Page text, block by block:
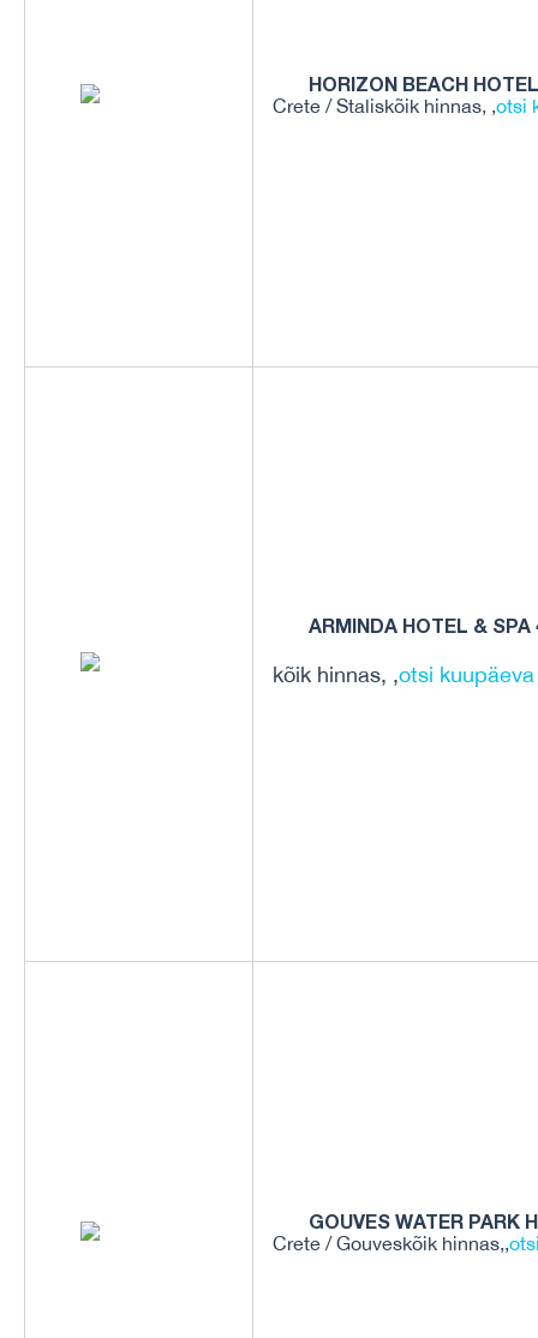
HORIZON BEACH
Crete / Staliskõik hinnas, ,otsi
ARMINDA HOTEL &
kõik hinnas, ,otsi kuupäeva
GOUVES WATER PARK
Crete / Gouveskõik hinnas,,